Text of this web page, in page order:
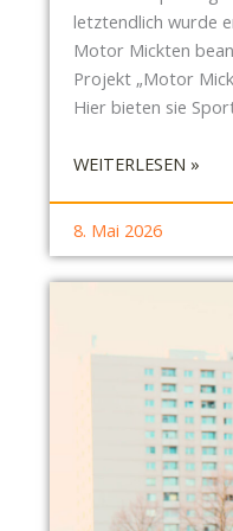
R
K
T
S
T
R
E
I
C
H
letztendlich wurde
Motor Mickten
Projekt „Motor
Hier bieten sie
WEITERLESEN »:
-
R
I
C
H
T
A
8. Mai 2026